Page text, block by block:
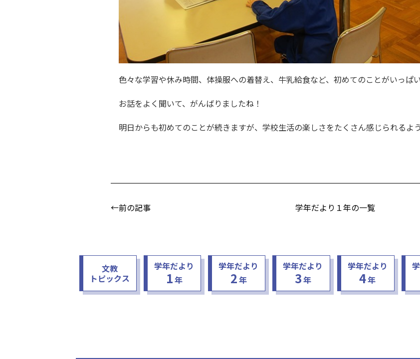
色々な学習や休み時間、体操服への着替え、牛乳給食など、初めてのことがいっぱ
お話をよく聞いて、がんばりましたね！
明日からも初めてのことが続きますが、学校生活の楽しさをたくさん感じられるよ
←前の記事 学年だより１年の一覧
文教
トピックス
学年だより
1年
学年だより
2年
学年だより
3年
学年だより
4年